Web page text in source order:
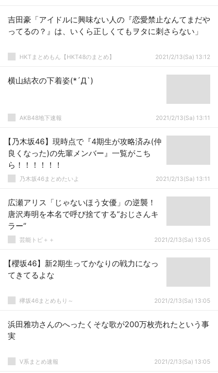
吉田豪「アイドルに興味ない人の『恋愛禁止なんてまだや
ってるの？』は、いくら正しくてもヲタに刺さらない」
HKTまとめもん【HKT48のまとめ】 2021/2/13(Sa) 13:12
横山結衣の下着姿(*´Д`)
AKB48地下速報 2021/2/13(Sa) 13:11
【乃木坂46】現時点で『4期生が攻略済み(仲
良くなった)の先輩メンバー』一覧がこち
ら！！！！！！
乃木坂46まとめたいよ 2021/2/13(Sa) 13:11
広瀬アリス「じゃないほう女優」の逆襲！
唐沢寿明を本名で呼び捨てする“おじさんキ
ラー”
芸能トピ＋＋ 2021/2/13(Sa) 13:05
【櫻坂46】新2期生ってかなりの戦力になっ
てきてるよな
欅坂46まとめもり～ 2021/2/13(Sa) 13:05
浜田雅功さんのへったくそな歌が200万枚売れたという事
実
V系まとめ速報 2021/2/13(Sa) 13:05